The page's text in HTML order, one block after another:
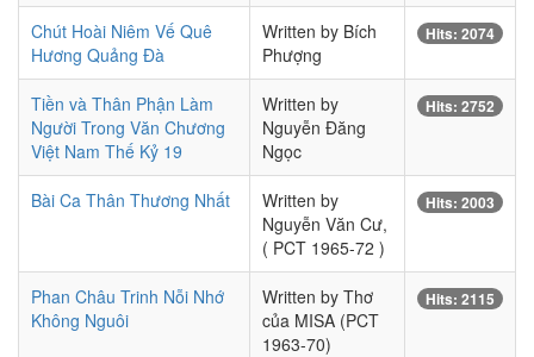
Chút Hoài Niêm Vế Quê
Hương Quảng Đà
Written by Bích
Phượng
Hits: 2074
Tiền và Thân Phận Làm
Người Trong Văn Chương
Việt Nam Thế Kỷ 19
Written by
Nguyễn Đăng
Ngọc
Hits: 2752
Bài Ca Thân Thương Nhất
Written by
Nguyễn Văn Cư,
( PCT 1965-72 )
Hits: 2003
Phan Châu Trinh Nỗi Nhớ
Không Nguôi
Written by Thơ
của MISA (PCT
1963-70)
Hits: 2115